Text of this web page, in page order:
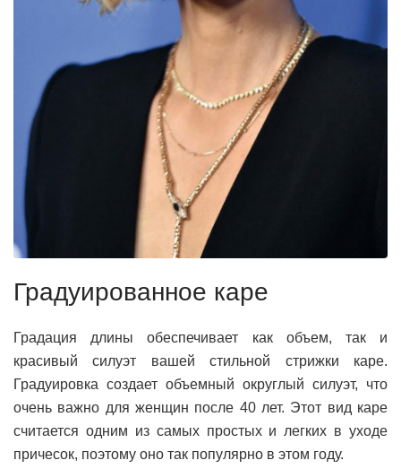
Градуированное каре
Градация длины обеспечивает как объем, так и
красивый силуэт вашей стильной стрижки каре.
Градуировка создает объемный округлый силуэт, что
очень важно для женщин после 40 лет. Этот вид каре
считается одним из самых простых и легких в уходе
причесок, поэтому оно так популярно в этом году.